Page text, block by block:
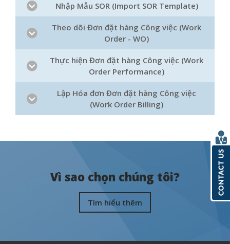
Nhập Mẫu SOR (Import SOR Template)
Theo dõi Đơn đặt hàng Công việc (Work
Order - WO)
Thực hiện Đơn đặt hàng Công việc (Work
Order Performance)
Lập Hóa đơn Đơn đặt hàng Công việc
(Work Order Billing)
Vì sao chọn chúng tôi?
Tìm hiểu thêm